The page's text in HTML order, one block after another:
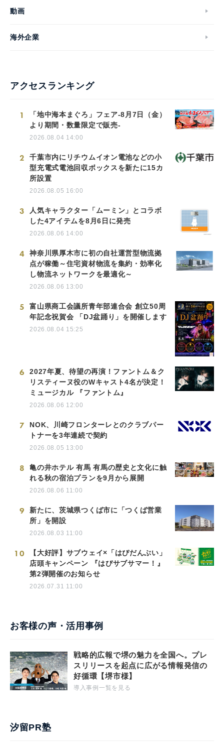
動画
海外企業
アクセスランキング
1
「地中海本まぐろ」フェア-8月7日（金）
より期間・数量限定で販売-
2026.08.04 14:00
2
千葉市内にリチウムイオン電池などの小
型充電式電池回収ボックスを新たに15カ
所設置
2026.08.05 16:00
3
人気キャラクター「ムーミン」とコラボ
した4アイテムを8月6日に発売
2026.08.06 14:00
4
神奈川県厚木市に初の自社運営型物流拠
点が稼働～住宅資材物流を集約・効率化
し物流ネットワークを最適化～
2026.08.06 13:00
5
富山県商工会議所青年部連合会 創立50周
年記念祝賀会 「DJ盆踊り」を開催します
2026.08.04 15:25
6
2027年夏、待望の再演！ファントム＆ク
リスティーヌ役のWキャスト4名が決定！
ミュージカル 『ファントム』
2026.08.06 12:00
7
NOK、川崎フロンターレとのクラブパー
トナーを3年連続で契約
2026.08.05 13:00
8
亀の井ホテル 有馬 有馬の歴史と文化に触
れる秋の宿泊プランを9月から展開
2026.08.06 11:00
9
新たに、茨城県つくば市に「つくば営業
所」を開設
2026.08.03 11:00
10
【大好評】サブウェイ×「はぴだんぶい」
店頭キャンペーン 『はぴサブサマー！』
第2弾開催のお知らせ
2026.07.31 11:00
お客様の声・活用事例
戦略的広報で堺の魅力を全国へ。プレ
スリリースを起点に広がる情報発信の
好循環【堺市様】
導入事例一覧を見る
汐留PR塾